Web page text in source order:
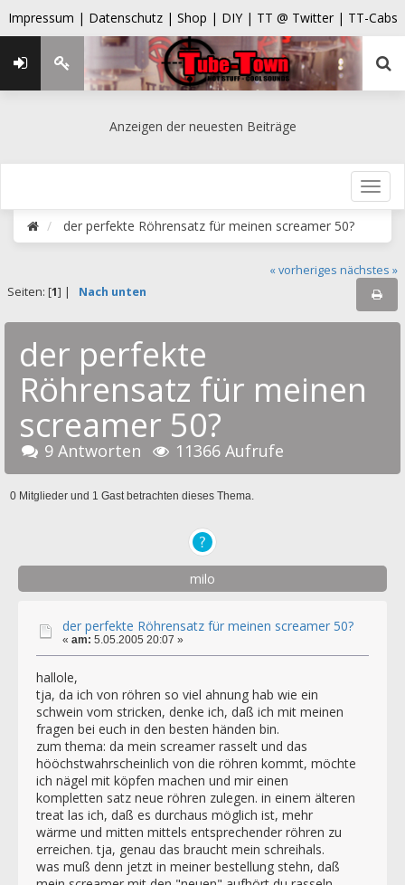
Impressum | Datenschutz | Shop | DIY | TT @ Twitter | TT-Cabs
Anzeigen der neuesten Beiträge
der perfekte Röhrensatz für meinen screamer 50?
« vorheriges nächstes »
Seiten: [1] | Nach unten
der perfekte
Röhrensatz für meinen
screamer 50?
9 Antworten 11366 Aufrufe
0 Mitglieder und 1 Gast betrachten dieses Thema.
milo
der perfekte Röhrensatz für meinen screamer 50?
« am: 5.05.2005 20:07 »
hallole,
tja, da ich von röhren so viel ahnung hab wie ein
schwein vom stricken, denke ich, daß ich mit meinen
fragen bei euch in den besten händen bin.
zum thema: da mein screamer rasselt und das
hööchstwahrscheinlich von die röhren kommt, möchte
ich nägel mit köpfen machen und mir einen
kompletten satz neue röhren zulegen. in einem älteren
treat las ich, daß es durchaus möglich ist, mehr
wärme und mitten mittels entsprechender röhren zu
erreichen. tja, genau das braucht mein schreihals.
was muß denn jetzt in meiner bestellung stehn, daß